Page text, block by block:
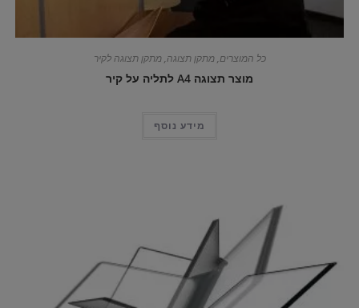
כל המוצרים,מתקן תצוגה,מתקן תצוגה לקיר
מוצר תצוגה A4 לתליה על קיר
מידע נוסף